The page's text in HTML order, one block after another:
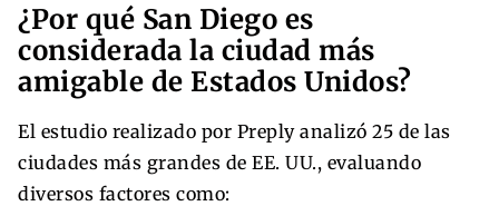
¿Por qué San Diego es
considerada la ciudad más
amigable de Estados Unidos?
El estudio realizado por Preply analizó 25 de las
ciudades más grandes de EE. UU., evaluando
diversos factores como: